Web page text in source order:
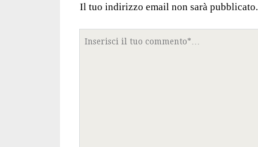
Il tuo indirizzo email non sarà pubblicato.
Tuo